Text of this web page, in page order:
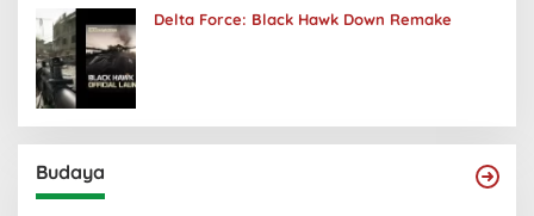
Delta Force: Black Hawk Down Remake
Budaya